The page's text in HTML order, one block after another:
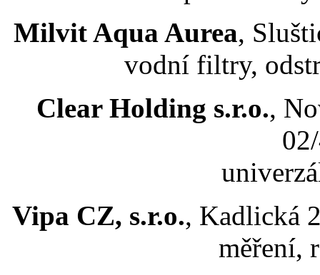
Milvit Aqua Aurea,
vodní filtry,
Clear Holding s.r.o.,
Vipa CZ, s.r.o., Kadlická
měření,